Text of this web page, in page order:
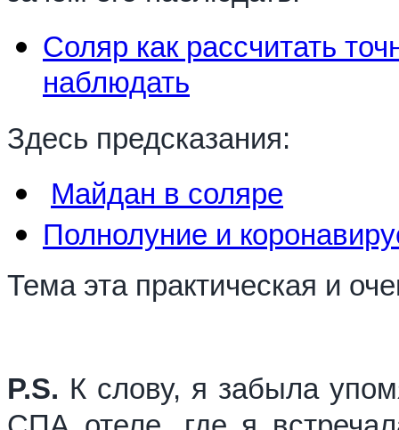
Соляр как рассчитать
наблюдать
Здесь предсказания:
Майдан в соляре
Полнолуние и
Тема эта практическая и
P.S. К слову, я забыла